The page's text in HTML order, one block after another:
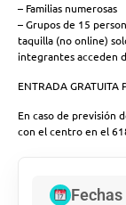
– Familias numerosas
– Grupos de 15
taquilla (no online)
integrantes acceden
ENTRADA GRATUITA
En caso de previsión
con el centro en el